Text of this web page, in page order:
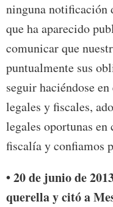
ninguna notificación
que ha aparecido
comunicar que
puntualmente sus
seguir haciéndose
legales y fiscales,
legales oportunas
fiscalía y confiamos
• 20 de junio de
querella y citó a